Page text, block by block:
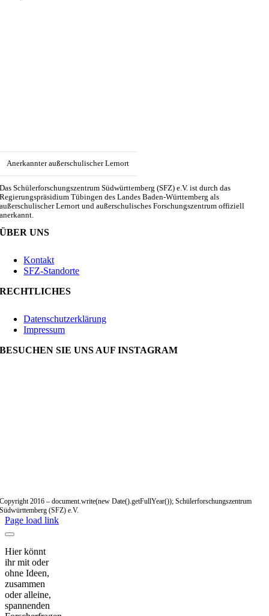
Anerkannter außerschulischer Lernort
Das Schülerforschungszentrum Südwürttemberg (SFZ) e.V. ist durch das
Regierungspräsidium Tübingen des Landes Baden-Württemberg als
außerschulischer Lernort und außerschulisches Forschungszentrum offiziell
anerkannt.
ÜBER UNS
Kontakt
SFZ-Standorte
RECHTLICHES
Datenschutzerklärung
Impressum
BESUCHEN SIE UNS AUF INSTAGRAM
Copyright 2016 – document.write(new Date().getFullYear()); Schülerforschungszentrum
Südwürttemberg (SFZ) e.V.
Page load link
Hier könnt
ihr mit oder
ohne Ideen,
zusammen
oder alleine,
spannenden